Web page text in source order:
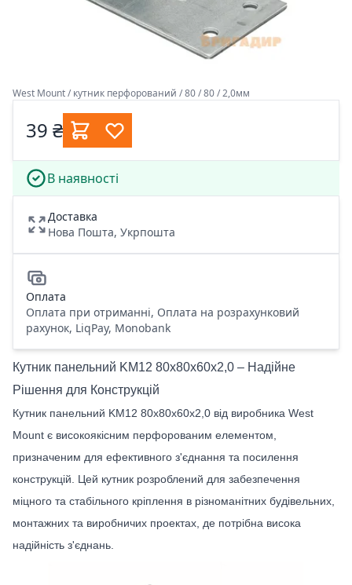
West Mount / кутник перфорований / 80 / 80 / 2,0мм
39 ₴
В наявності
Доставка
Нова Пошта, Укрпошта
Оплата
Оплата при отриманні, Оплата на розрахунковий
рахунок, LiqPay, Monobank
Кутник панельний KM12 80х80х60х2,0 – Надійне
Рішення для Конструкцій
Кутник панельний KM12 80х80х60х2,0 від виробника West
Mount є високоякісним перфорованим елементом,
призначеним для ефективного з'єднання та посилення
конструкцій. Цей кутник розроблений для забезпечення
міцного та стабільного кріплення в різноманітних будівельних,
монтажних та виробничих проектах, де потрібна висока
надійність з'єднань.